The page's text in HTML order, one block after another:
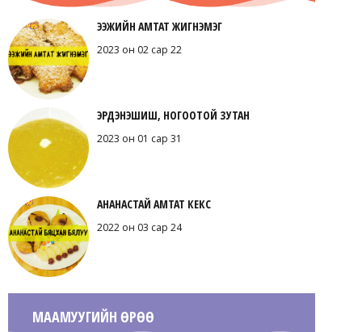
ЭЭЖИЙН АМТАТ ЖИГНЭМЭГ
2023 он 02 сар 22
ЭРДЭНЭШИШ, НОГООТОЙ ЗУТАН
2023 он 01 сар 31
АНАНАСТАЙ АМТАТ КЕКС
2022 он 03 сар 24
МААМУУГИЙН ӨРӨӨ